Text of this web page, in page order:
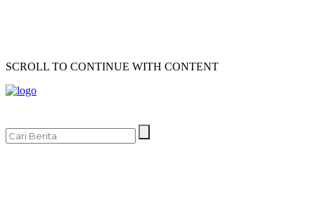
SCROLL TO CONTINUE WITH CONTENT